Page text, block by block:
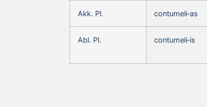
Akk. Pl. contumeli‑as
Abl. Pl. contumeli‑is